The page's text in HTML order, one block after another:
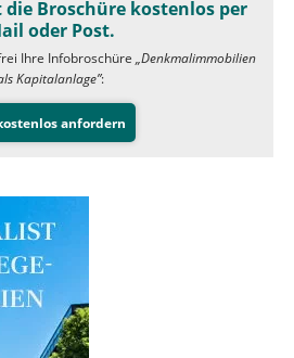
Broschüre kostenlos per
oder Post.
Ihre Infobroschüre „Denkmalimmobilien
Kapitalanlage”:
anfordern